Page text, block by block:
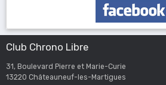
Club Chrono Libre
31, Boulevard Pierre et Marie-Curie
13220 Châteauneuf-les-Martigues